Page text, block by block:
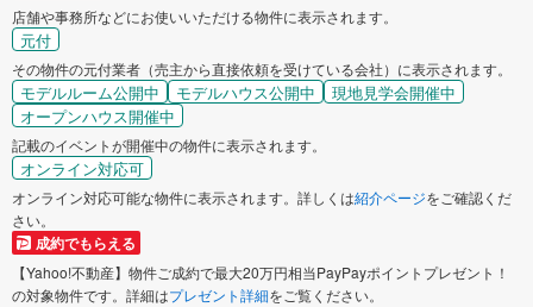
店舗や事務所などにお使いいただける物件に表示されます。
元付
その物件の元付業者（売主から直接依頼を受けている会社）に表示されます。
モデルルーム公開中 モデルハウス公開中
現地見学会開催中
オープンハウス開催中
記載のイベントが開催中の物件に表示されます。
オンライン対応可
オンライン対応可能な物件に表示されます。詳しくは紹介ページをご確認くだ
さい。
成約でもらえる
【Yahoo!不動産】物件ご成約で最大20万円相当PayPayポイントプレゼント！
の対象物件です。詳細はプレゼント詳細をご覧ください。